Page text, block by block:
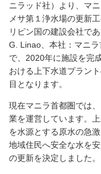
ニラッド社）より、マ
メサ第１浄水場の更新
リピン国の建設会社で
G. Linao、本社：マニ
で、2020年に施設を完
おける上下水道プラン
目となります。
現在マニラ首都圏では
業を運営しています。
を水源とする原水の急
地域住民へ安全な水を
の更新を決定しました。